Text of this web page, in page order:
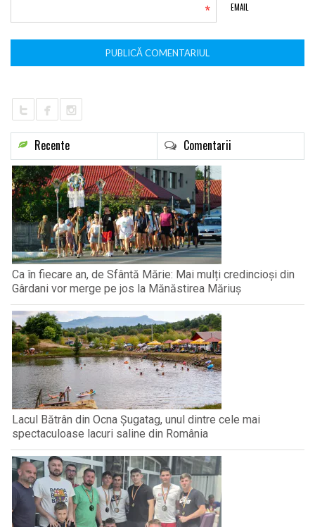
EMAIL
*
Recente Comentarii
Ca în fiecare an, de Sfântă Mărie: Mai mulți credincioși din
Gârdani vor merge pe jos la Mănăstirea Măriuș
Lacul Bătrân din Ocna Șugatag, unul dintre cele mai
spectaculoase lacuri saline din România